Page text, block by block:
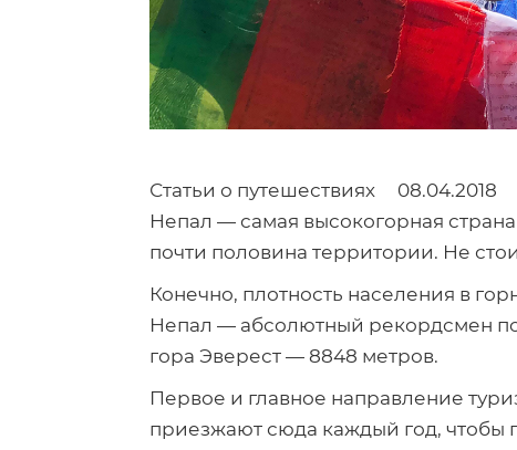
Статьи о путешествиях
08.04.2018
Непал — самая высокогорная
почти половина территории. Не
Конечно, плотность населения в
Непал — абсолютный рекордсмен по
гора Эверест — 8848 метров.
Первое и главное направление
приезжают сюда каждый год, чтобы